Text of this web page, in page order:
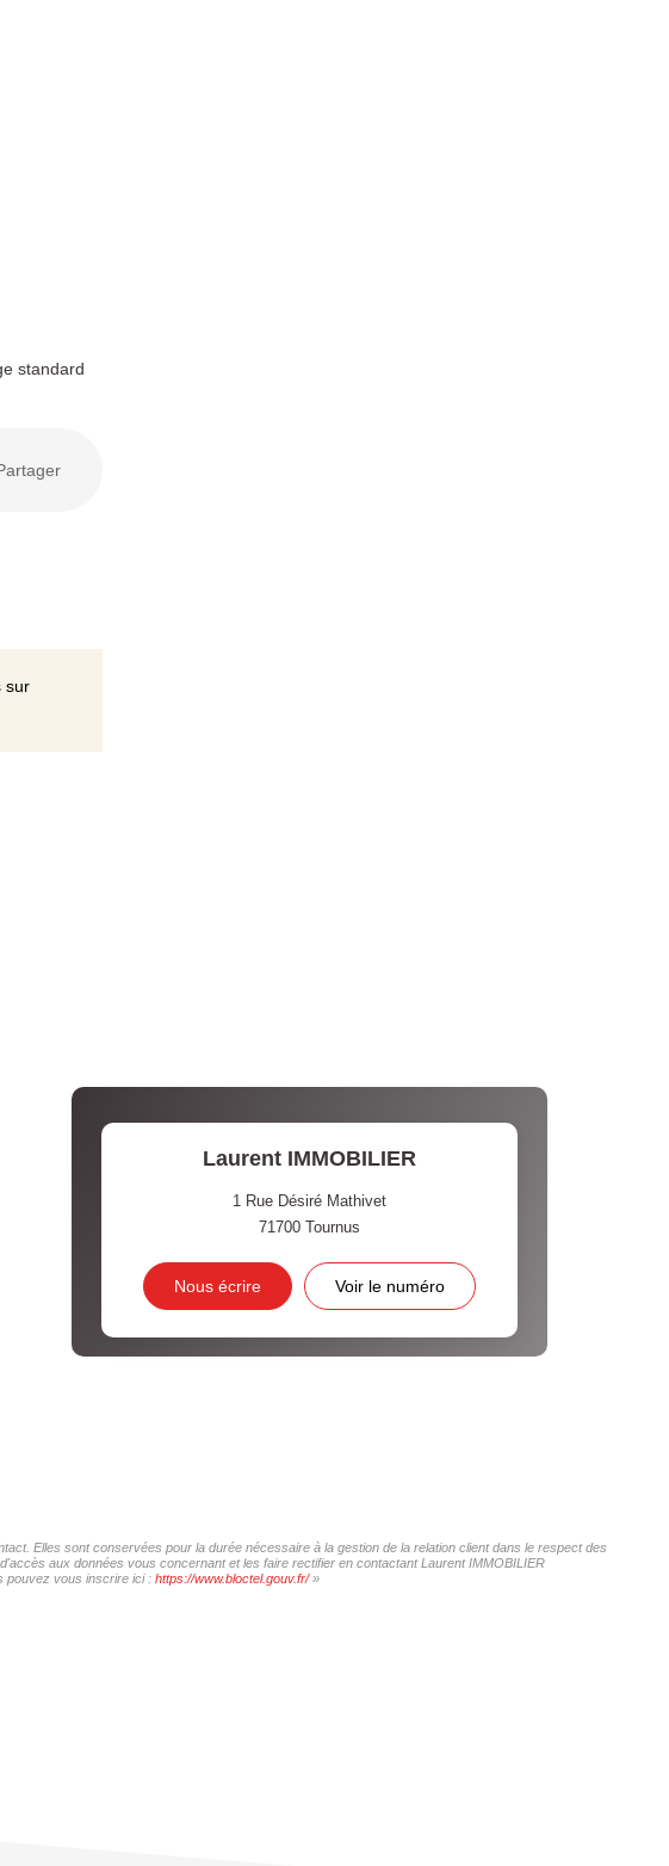
standard
sur
Laurent IMMOBILIER
1 Rue Désiré Mathivet
71700 Tournus
Nous écrire Voir le numéro
Elles sont conservées pour la durée nécessaire à la gestion de la relation client dans le respect des
aux données vous concernant et les faire rectifier en contactant Laurent IMMOBILIER
pouvez vous inscrire ici : https://www.bloctel.gouv.fr/»